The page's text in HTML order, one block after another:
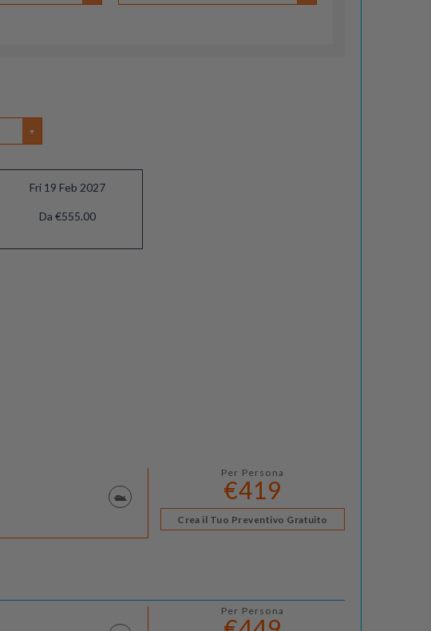
Fri 19 Feb 2027
Da €555.00
Per Persona
€419
Crea il Tuo Preventivo Gratuito
Per Persona